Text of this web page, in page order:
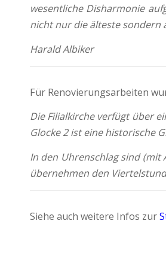
wesentliche Disharmonie
nicht nur die älteste sondern
Harald Albiker
Für Renovierungsarbeiten
Die Filialkirche verfügt über
Glocke 2 ist eine historische
In den Uhrenschlag sind (mit
übernehmen den
Siehe auch weitere Infos zur